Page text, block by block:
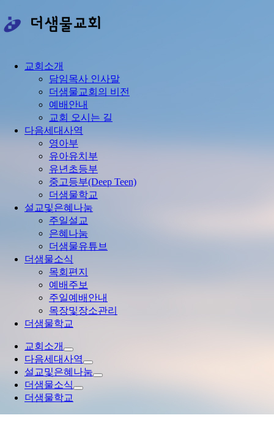
텐
츠
교회소개
담임목사 인사말
더샘물교회의 비전
예배안내
교회 오시는 길
다음세대사역
영아부
유아유치부
유년초등부
중고등부(Deep Teen)
더샘물학교
설교및은혜나눔
주일설교
은혜나눔
더샘물유튜브
더샘물소식
목회편지
예배주보
주일예배안내
목장및장소관리
더샘물학교
교회소개
다음세대사역
설교및은혜나눔
더샘물소식
더샘물학교